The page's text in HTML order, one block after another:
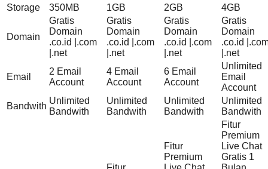
Storage 350MB 1GB 2GB 4GB
Domain
Gratis
Domain
.co.id |.com
|.net
Gratis
Domain
.co.id |.com
|.net
Gratis
Domain
.co.id |.com
|.net
Gratis
Domain
.co.id
|.net
Email
2 Email
Account
4 Email
Account
6 Email
Account
Unlimited
Email
Account
Bandwith
Unlimited
Bandwith
Unlimited
Bandwith
Unlimited
Bandwith
Unlimited
Bandwith
Fitur
Premium
Fitur
Premium
Live Chat
Gratis 1